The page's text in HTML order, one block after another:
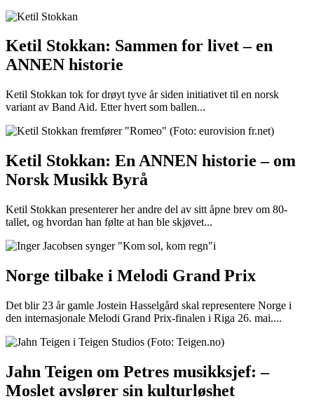
Ketil Stokkan: Sammen for livet – en
ANNEN historie
Ketil Stokkan tok for drøyt tyve år siden initiativet til en norsk
variant av Band Aid. Etter hvert som ballen...
Ketil Stokkan: En ANNEN historie – om
Norsk Musikk Byrå
Ketil Stokkan presenterer her andre del av sitt åpne brev om 80-
tallet, og hvordan han følte at han ble skjøvet...
Norge tilbake i Melodi Grand Prix
Det blir 23 år gamle Jostein Hasselgård skal representere Norge i
den internasjonale Melodi Grand Prix-finalen i Riga 26. mai....
Jahn Teigen om Petres musikksjef: –
Moslet avslører sin kulturløshet